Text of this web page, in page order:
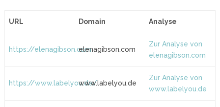
URL Domain Analyse
https://elenagibson.comelenagibson.com
Zur Analyse von
elenagibson.com
https://www.labelyou.de/www.labelyou.de
Zur Analyse von
www.labelyou.de